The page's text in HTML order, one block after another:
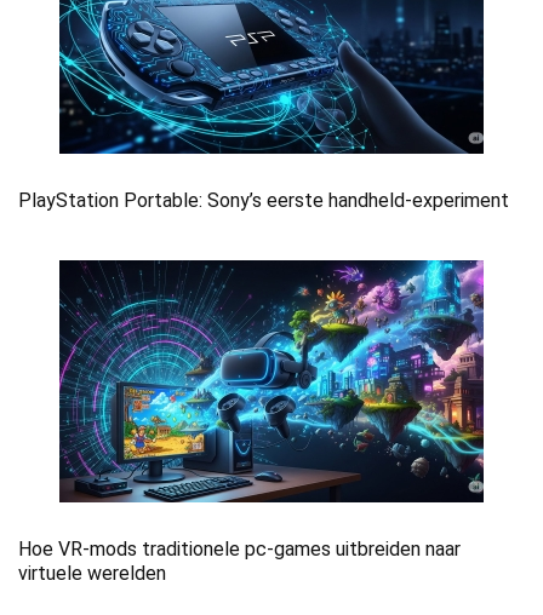
PlayStation Portable: Sony’s eerste handheld-experiment
Hoe VR-mods traditionele pc-games uitbreiden naar
virtuele werelden